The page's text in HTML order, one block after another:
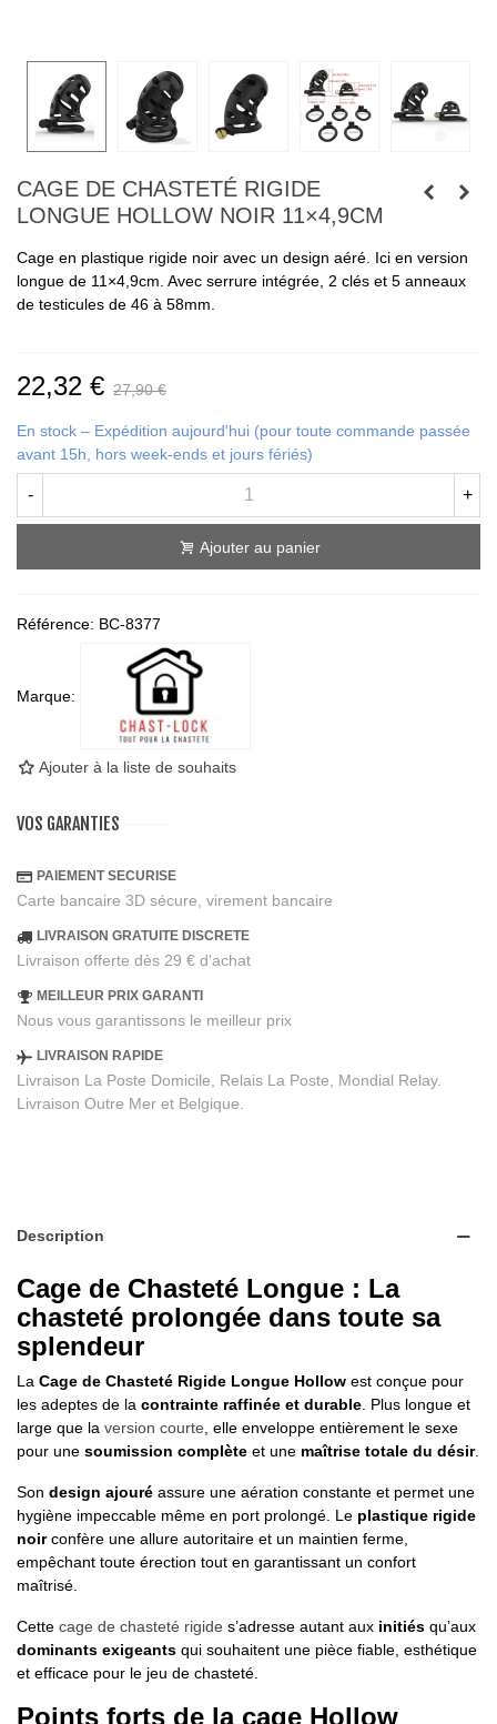
CAGE DE CHASTETÉ RIGIDE
LONGUE HOLLOW NOIR 11×4,9CM
Cage en plastique rigide noir avec un design aéré. Ici en version
longue de 11×4,9cm. Avec serrure intégrée, 2 clés et 5 anneaux
de testicules de 46 à 58mm.
22,32 € 27,90 €
En stock – Expédition aujourd'hui (pour toute commande passée
avant 15h, hors week-ends et jours fériés)
- +
Ajouter au panier
Référence: BC-8377
Marque:
Ajouter à la liste de souhaits
VOS GARANTIES
PAIEMENT SECURISE
Carte bancaire 3D sécure, virement bancaire
LIVRAISON GRATUITE DISCRETE
Livraison offerte dès 29 € d'achat
MEILLEUR PRIX GARANTI
Nous vous garantissons le meilleur prix
LIVRAISON RAPIDE
Livraison La Poste Domicile, Relais La Poste, Mondial Relay.
Livraison Outre Mer et Belgique.
Description
Cage de Chasteté Longue : La
chasteté prolongée dans toute sa
splendeur
La Cage de Chasteté Rigide Longue Hollow est conçue pour
les adeptes de la contrainte raffinée et durable . Plus longue et
large que la version courte , elle enveloppe entièrement le sexe
pour une soumission complète et une maîtrise totale du désir.
Son design ajouré assure une aération constante et permet une
hygiène impeccable même en port prolongé. Le plastique rigide
noirconfère une allure autoritaire et un maintien ferme,
empêchant toute érection tout en garantissant un confort
maîtrisé.
Cette cage de chasteté rigide s’adresse autant aux initiés qu’aux
dominants exigeants qui souhaitent une pièce fiable, esthétique
et efficace pour le jeu de chasteté.
Points forts de la cage Hollow